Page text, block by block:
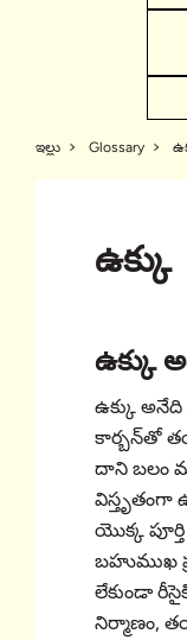
ఇల్లు Glossary
ఉక్కు
ఉక్కు
ఉక్కు
కార్బన్‌తో
దాని బలం
విస్తృతంగా
యొక్క
బహుముఖ
లేకుండా
నిర్మాణం,